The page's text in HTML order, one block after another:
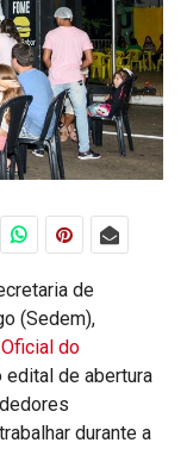
de
(Sedem),
do
edital de abertura
durante a